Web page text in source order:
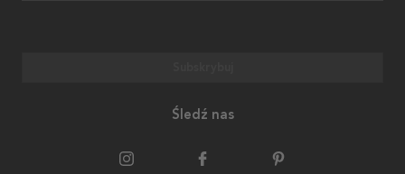
Śledź nas